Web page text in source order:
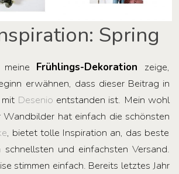
Spring
Frühlings-Dekoration zeige,
erwähnen, dass dieser Beitrag in
Desenio entstanden ist. Mein wohl
hat einfach die schönsten
, bietet tolle Inspiration an, das beste
und einfachsten Versand.
stimmen einfach. Bereits letztes Jahr